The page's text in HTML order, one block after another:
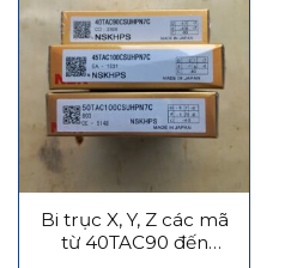
Bi trục X, Y, Z các mã
từ 40TAC90 đến